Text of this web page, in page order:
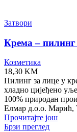
Затвори
Крема –
Козметика
18,30 KM
Пилинг за лице у
хладно цијеђено
100% природан
Елмар д.о.о. Марић,
Прочитајте још
Брзи преглед